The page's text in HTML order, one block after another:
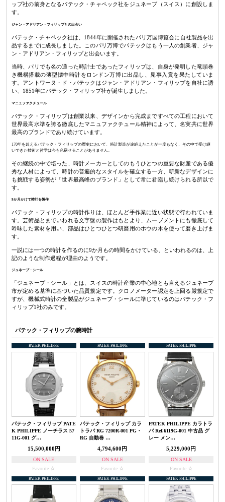
ップ社の前身となるパテック・チャペック社をジュネーブ（スイス）に創設しま
す。
ジャン・アドリアン・フィリップとの出会い
パテック・チャペック社は、1844年に開催されたパリ万国博覧会に自社製品を出
品するまでに成長しました。このパリ万博でパテックはもう一人の創業者、ジャ
ン・アドリアン・フィリップと出会います。
当時、パリでも名の通った時計士であったフィリップは、自身が発明した竜頭巻
き機構搭載の薄型懐中時計をロンドン万博に出品し、見事入賞を果たしていま
す。アントワーヌ・ド・パテックはジャン・アドリアン・フィリップを自社に誘
い、1851年にパテック・フィリップ社が誕生しました。
マニュファクチュール
パテック・フィリップは創業以来、デザインから完成まですべての工程において
世界最高水準を誇る徹底したマニュファクチュール精神によって、名実共に世界
最高のブランドであり続けています。
170年を超えるパテック・フィリップの歴史において、時計製造が途絶えたことが一度もなく、その中で受け継
いできた技術と哲学は今も色褪せることがありません。
その継続の中で培った、時計メーカーとしてのもうひとつの重要な財産である優
秀な人材によって、時計の普遍的なスタイルを確立する一方、斬新なデザインに
も挑戦する姿勢が「世界最高峰のブランド」として常に君臨し続けられる所以で
す。
9か月かけて時計を製作
パテック・フィリップの時計作りは、ほとんど手作業に近い状態で行われていま
す。芸術品とまでいわれる文字盤の製作はもとより、ムーブメントにも徹底して
吟味した素材を用い、部品はひとつひとつ研磨用のホウの木を使って磨き上げま
す。
一説には一つの時計を作るのに9か月もの時間をかけている、といわれるのは、上
記のような制作過程が理由のようです。
ジュネーブ・シール
「ジュネーブ・シール」とは、スイスの時計産業の中心地とも言えるジュネーブ
市が定める基準に基づいた品質規定です。クロノメーター認定を上回る厳規定で
すが、機械式時計の全製品がジュネーブ・シールに準じているのはパテック・フ
ィリップ1社のみです。
パテック・フィリップの腕時計
PATEK PHILIPPE
パテック・フィリップ PATE
K PHILIPPE ノーチラス 57
11G-001 グ…
15,500,000円
ON SALE
Favorite
PATEK PHILIPPE
パテック・フィリップ カラ
トラバ RG 7200R-001 PG・
RG 自動巻 …
4,794,600円
ON SALE
Favorite
PATEK PHILIPPE
PATEK PHILIPPE カラトラ
バ Ref.6119G-001 中古品 グ
レー メン…
5,229,000円
ON SALE
Favorite
PATEK PHILIPPE PATEK PHILIPPE PATEK PHILIPPE